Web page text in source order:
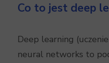
Co to jest deep
Deep learning
neural networks to